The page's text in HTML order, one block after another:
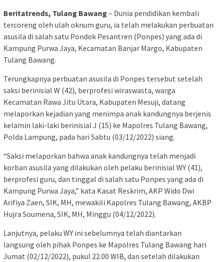
Beritatrends, Tulang Bawang – Dunia pendidikan kembali
tercoreng oleh ulah oknum guru, ia telah melakukan perbuatan
asusila di salah satu Pondok Pesantren (Ponpes) yang ada di
Kampung Purwa Jaya, Kecamatan Banjar Margo, Kabupaten
Tulang Bawang.
Terungkapnya perbuatan asusila di Ponpes tersebut setelah
saksi berinisial W (42), berprofesi wiraswasta, warga
Kecamatan Rawa Jitu Utara, Kabupaten Mesuji, datang
melaporkan kejadian yang menimpa anak kandungnya berjenis
kelamin laki-laki berinisial J (15) ke Mapolres Tulang Bawang,
Polda Lampung, pada hari Sabtu (03/12/2022) siang.
“Saksi melaporkan bahwa anak kandungnya telah menjadi
korban asusila yang dilakukan oleh pelaku berinisial WY (41),
berprofesi guru, dan tinggal di salah satu Ponpes yang ada di
Kampung Purwa Jaya,” kata Kasat Reskrim, AKP Wido Dwi
Arifiya Zaen, SIK, MH, mewakili Kapolres Tulang Bawang, AKBP
Hujra Soumena, SIK, MH, Minggu (04/12/2022).
Lanjutnya, pelaku WY ini sebelumnya telah diantarkan
langsung oleh pihak Ponpes ke Mapolres Tulang Bawang hari
Jumat (02/12/2022), pukul 22.00 WIB, dan setelah dilakukan